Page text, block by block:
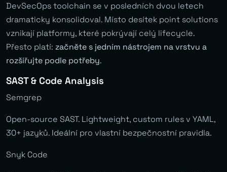
DevSecOps toolchain se v posledních dvou letech
dramaticky konsolidoval. Místo desítek point solutions
vznikají platformy, které pokrývají celý lifecycle.
Přesto platí: začněte s jedním nástrojem na vrstvu a
rozšiřujte podle potřeby.
SAST & Code Analysis
Semgrep
Open-source SAST. Lightweight, custom rules v YAML,
30+ jazyků. Ideální pro vlastní bezpečnostní pravidla.
Snyk Code